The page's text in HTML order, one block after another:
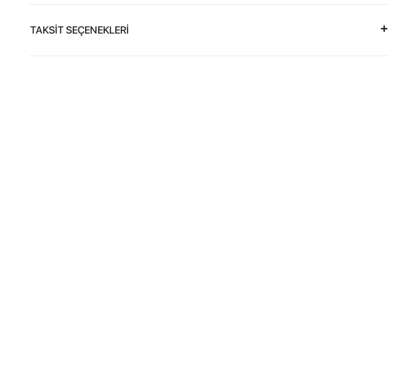
TAKSİT SEÇENEKLERİ